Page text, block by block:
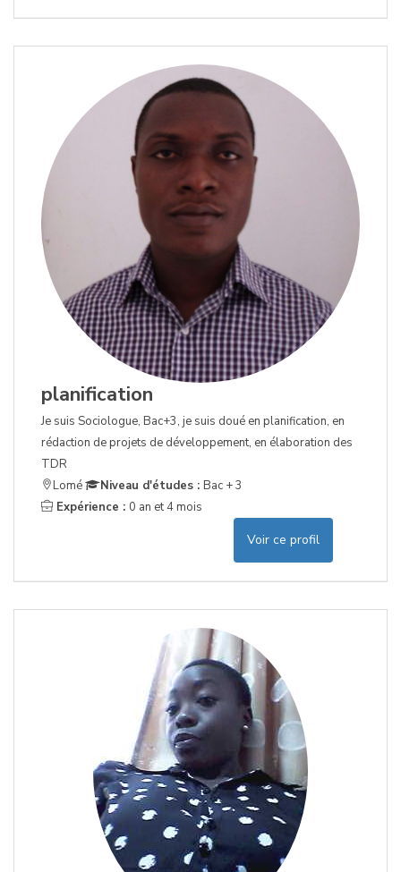
planification
Je suis Sociologue, Bac+3, je suis doué en planification, en
rédaction de projets de développement, en élaboration des
TDR
Lomé
Niveau d'études : Bac + 3
Expérience : 0 an et 4 mois
Voir ce profil